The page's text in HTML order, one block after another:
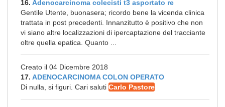
16. Adenocarcinoma colecisti t3 asportato re
Gentile Utente, buonasera; ricordo bene la vicenda clinica
trattata in post precedenti. Innanzitutto è positivo che non
vi siano altre localizzazioni di ipercaptazione del tracciante
oltre quella epatica. Quanto ...
Creato il 04 Dicembre 2018
17. ADENOCARCINOMA COLON OPERATO
Di nulla, si figuri. Cari saluti Carlo Pastore